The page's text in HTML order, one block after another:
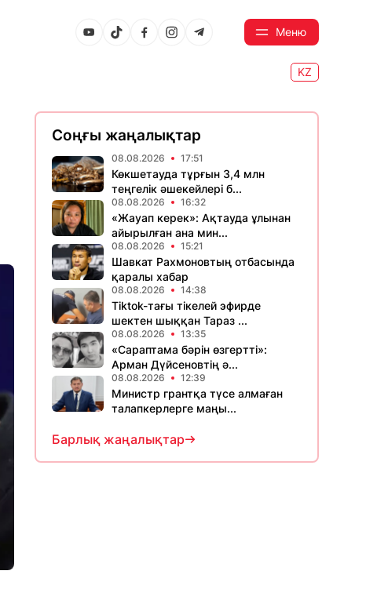
Меню
KZ
Соңғы жаңалықтар
08.08.2026 17:51
Көкшетауда тұрғын 3,4 млн
теңгелік әшекейлері б...
08.08.2026 16:32
«Жауап керек»: Ақтауда ұлынан
айырылған ана мин...
08.08.2026 15:21
Шавкат Рахмоновтың отбасында
қаралы хабар
08.08.2026 14:38
Tiktok-тағы тікелей эфирде
шектен шыққан Тараз ...
08.08.2026 13:35
«Сараптама бәрін өзгертті»:
Арман Дүйсеновтің ә...
08.08.2026 12:39
Министр грантқа түсе алмаған
талапкерлерге маңы...
Барлық жаңалықтар